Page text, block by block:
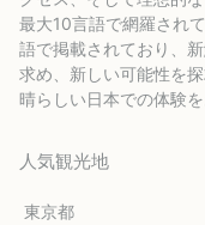
最大10言語で網羅され
語で掲載されており、
求め、新しい可能性を
晴らしい日本での体験を
人気観光地
東京都